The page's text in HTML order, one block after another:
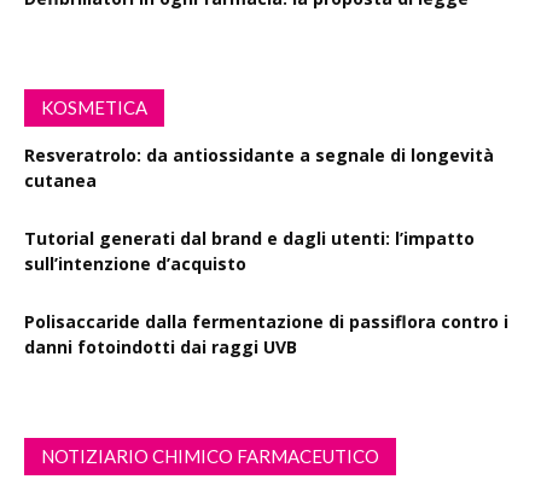
KOSMETICA
Resveratrolo: da antiossidante a segnale di longevità
cutanea
Tutorial generati dal brand e dagli utenti: l’impatto
sull’intenzione d’acquisto
Polisaccaride dalla fermentazione di passiflora contro i
danni fotoindotti dai raggi UVB
NOTIZIARIO CHIMICO FARMACEUTICO